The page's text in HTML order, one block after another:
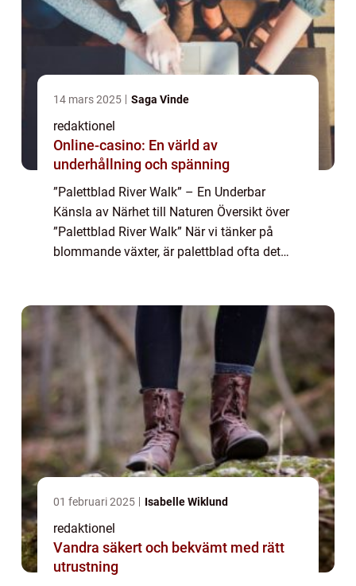
14 mars 2025 Saga Vinde
redaktionel
Online-casino: En värld av
underhållning och spänning
”Palettblad River Walk” – En Underbar
Känsla av Närhet till Naturen Översikt över
”Palettblad River Walk” När vi tänker på
blommande växter, är palettblad ofta det
01 februari 2025 Isabelle Wiklund
redaktionel
Vandra säkert och bekvämt med rätt
utrustning